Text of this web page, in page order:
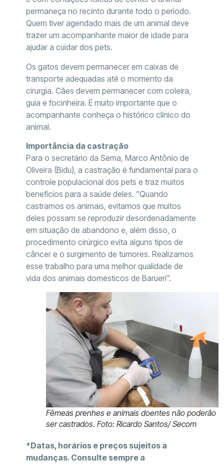
permaneça no recinto durante todo o período.
Quem tiver agendado mais de um animal deve
trazer um acompanhante maior de idade para
ajudar a cuidar dos pets.
Os gatos devem permanecer em caixas de
transporte adequadas até o momento da
cirurgia. Cães devem permanecer com coleira,
guia e focinheira. É muito importante que o
acompanhante conheça o histórico clínico do
animal.
Importância da castração
Para o secretário da Sema, Marco Antônio de
Oliveira (Bidu), a castração é fundamental para o
controle populacional dos pets e traz muitos
benefícios para a saúde deles. “Quando
castramos os animais, evitamos que muitos
deles possam se reproduzir desordenadamente
em situação de abandono e, além disso, o
procedimento cirúrgico evita alguns tipos de
câncer e o surgimento de tumores. Realizamos
esse trabalho para uma melhor qualidade de
vida dos animais domésticos de Barueri”.
Fêmeas prenhes e animais doentes não poderão
ser castrados. Foto: Ricardo Santos/ Secom
*Datas, horários e preços sujeitos a
mudanças. Consulte sempre a